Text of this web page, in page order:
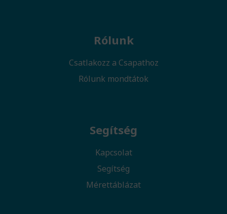
Rólunk
Csatlakozz a Csapathoz
Rólunk mondtátok
Segítség
Kapcsolat
Segítség
Mérettáblázat